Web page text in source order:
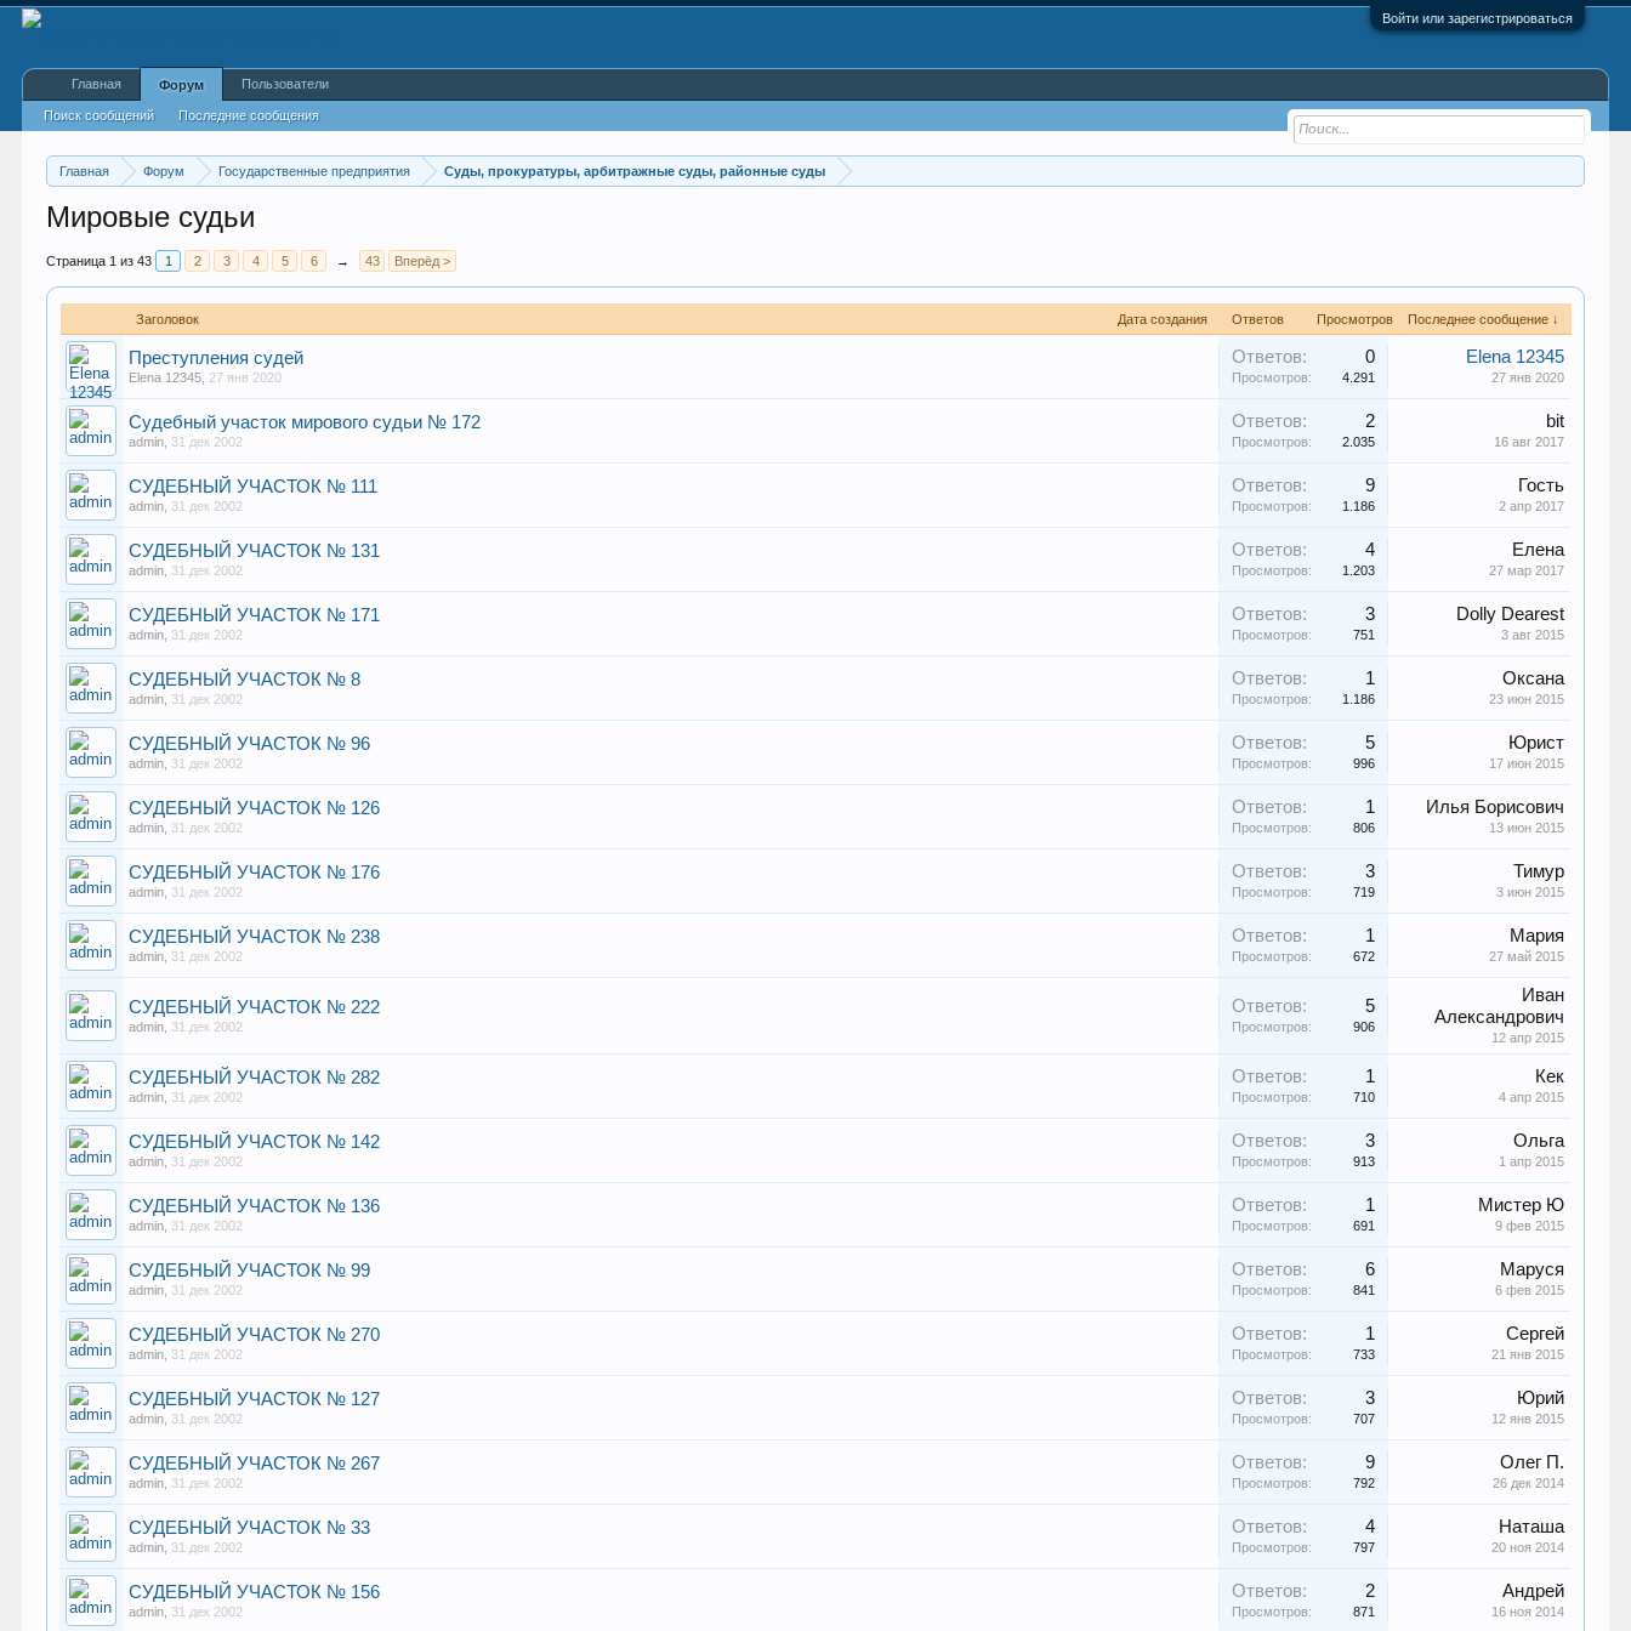
Войти или зарегистрироваться
Главная Форум Государственные предприятия Суды, прокуратуры, арбитражные суды, районные суды
Мировые судьи
Страница 1 из 43 1 2 3 4 5 6 → 43 Вперёд >
Заголовок Дата создания Ответов Просмотров Последнее сообщение ↓
Преступления судей
Elena 12345 27 янв 2020
Ответов: 0
Просмотров: 4.291
Elena 12345
27 янв 2020
Судебный участок мирового судьи № 172
admin 31 дек 2002
Ответов: 2
Просмотров: 2.035
bit
16 авг 2017
СУДЕБНЫЙ УЧАСТОК № 111
admin 31 дек 2002
Ответов: 9
Просмотров: 1.186
Гость
2 апр 2017
СУДЕБНЫЙ УЧАСТОК № 131
admin 31 дек 2002
Ответов: 4
Просмотров: 1.203
Елена
27 мар 2017
СУДЕБНЫЙ УЧАСТОК № 171
admin 31 дек 2002
Ответов: 3
Просмотров: 751
Dolly Dearest
3 авг 2015
СУДЕБНЫЙ УЧАСТОК № 8
admin 31 дек 2002
Ответов: 1
Просмотров: 1.186
Оксана
23 июн 2015
СУДЕБНЫЙ УЧАСТОК № 96
admin 31 дек 2002
Ответов: 5
Просмотров: 996
Юрист
17 июн 2015
СУДЕБНЫЙ УЧАСТОК № 126
admin 31 дек 2002
Ответов: 1
Просмотров: 806
Илья Борисович
13 июн 2015
СУДЕБНЫЙ УЧАСТОК № 176
admin 31 дек 2002
Ответов: 3
Просмотров: 719
Тимур
3 июн 2015
СУДЕБНЫЙ УЧАСТОК № 238
admin 31 дек 2002
Ответов: 1
Просмотров: 672
Мария
27 май 2015
СУДЕБНЫЙ УЧАСТОК № 222
admin 31 дек 2002
Ответов: 5
Просмотров: 906
Иван
Александрович
12 апр 2015
СУДЕБНЫЙ УЧАСТОК № 282
admin 31 дек 2002
Ответов: 1
Просмотров: 710
Кек
4 апр 2015
СУДЕБНЫЙ УЧАСТОК № 142
admin 31 дек 2002
Ответов: 3
Просмотров: 913
Ольга
1 апр 2015
СУДЕБНЫЙ УЧАСТОК № 136
admin 31 дек 2002
Ответов: 1
Просмотров: 691
Мистер Ю
9 фев 2015
СУДЕБНЫЙ УЧАСТОК № 99
admin 31 дек 2002
Ответов: 6
Просмотров: 841
Маруся
6 фев 2015
СУДЕБНЫЙ УЧАСТОК № 270
admin 31 дек 2002
Ответов: 1
Просмотров: 733
Сергей
21 янв 2015
СУДЕБНЫЙ УЧАСТОК № 127
admin 31 дек 2002
Ответов: 3
Просмотров: 707
Юрий
12 янв 2015
СУДЕБНЫЙ УЧАСТОК № 267
admin 31 дек 2002
Ответов: 9
Просмотров: 792
Олег П.
26 дек 2014
СУДЕБНЫЙ УЧАСТОК № 33
admin 31 дек 2002
Ответов: 4
Просмотров: 797
Наташа
20 ноя 2014
СУДЕБНЫЙ УЧАСТОК № 156
admin 31 дек 2002
Ответов: 2
Просмотров: 871
Андрей
16 ноя 2014
Главная Форум
Поиск сообщений Последние сообщения
Пользователи